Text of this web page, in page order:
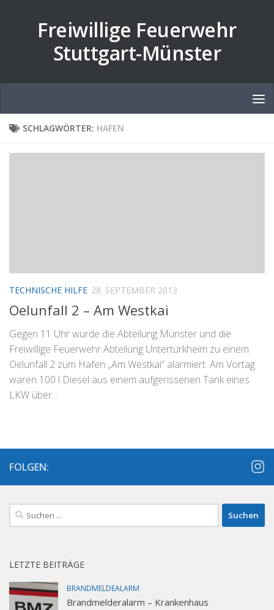
Freiwillige Feuerwehr
Stuttgart-Münster
SCHLAGWÖRTER: HAFEN
TECHNISCHE HILFE 28. SEPTEMBER 2013
Oelunfall 2 – Am Westkai
Gegen 11 Uhr wurde die Abteilung Münster und die
Freiwillige Feuerwehr Abteilung Untertürkheim zu einem
Oelunfall 2 zum Hafen „Am Westkai“ alarmiert. Am Vortag
waren 100 l Diesel aus einem aufgerissenen Tank eines
LKW über...
FOLGEN:
Suchen
nach:
LETZTE BEITRÄGE
BRANDMELDEALARM
Brandmelderalarm – Krankenhaus